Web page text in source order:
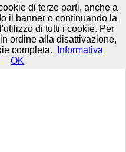
All rights reserved. Privacy e
di terze parti, anche a
il banner o continuando la
di tutti i cookie. Per
ordine alla disattivazione,
completa.
Informativa
OK